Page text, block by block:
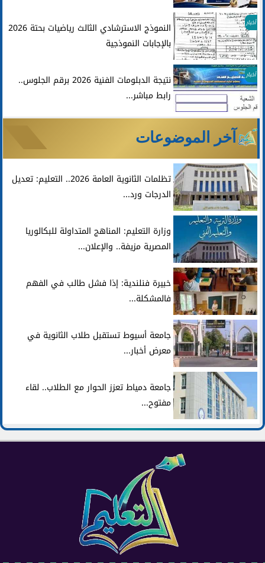
أخبار
النموذج الاسترشادي الثالث رياضيات بحتة 2026
بالإجابات النموذجية
أخبار
نتيجة الدبلومات الفنية 2026 برقم الجلوس..
رابط مباشر...
آخر الموضوعات
تظلمات الثانوية العامة 2026.. التعليم: تعديل
الدرجات ورد...
وزارة التعليم: المناهج المتداولة للبكالوريا
المصرية مزيفة.. والإعلان...
خبيرة فنلندية: إذا فشل طالب في الفهم
فالمشكلة...
جامعة أسيوط تستقبل طلاب الثانوية في
معرض أخبار...
جامعة دمياط تعزز الحوار مع الطلاب.. لقاء
مفتوح...